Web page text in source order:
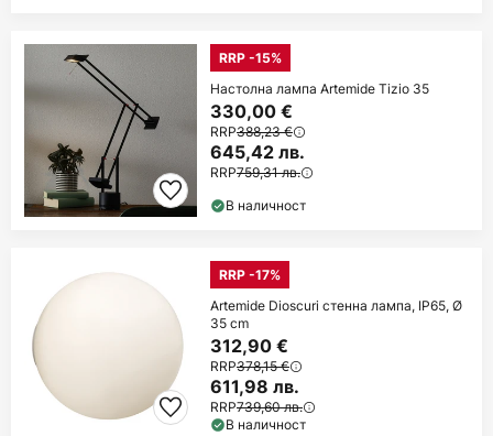
RRP -15%
Настолна лампа Artemide Tizio 35
330,00 €
RRP388,23 €
645,42 лв.
RRP759,31 лв.
В наличност
RRP -17%
Artemide Dioscuri стенна лампа, IP65, Ø
35 cm
312,90 €
RRP378,15 €
611,98 лв.
RRP739,60 лв.
В наличност